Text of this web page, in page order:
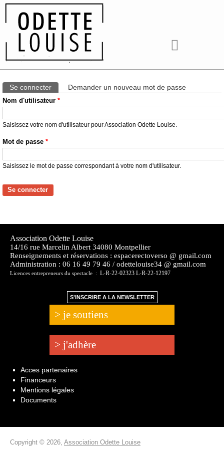
ONGLETS PRINCIPAUX
Se connecter (onglet actif)
Demander un nouveau mot de passe
Nom d'utilisateur *
Saisissez votre nom d'utilisateur pour Association Odette Louise.
Mot de passe *
Saisissez le mot de passe correspondant à votre nom d'utilisateur.
Association Odette Louise
14/16 rue Marcelin Albert 34080 Montpellier
Renseignements et réservations : espacerectoverso @ gmail.com
Administration : 06 16 49 79 46 / odettelouise34 @ gmail.com
Licences entrepreneurs du spectacle : L-R-22-02323 L-R-22-12197
S'INSCRIRE A LA NEWSLETTER
> je soutiens
> j'adhère
Acces partenaires
Financeurs
Mentions légales
Documents
Copyright © 2026, Association Odette Louise